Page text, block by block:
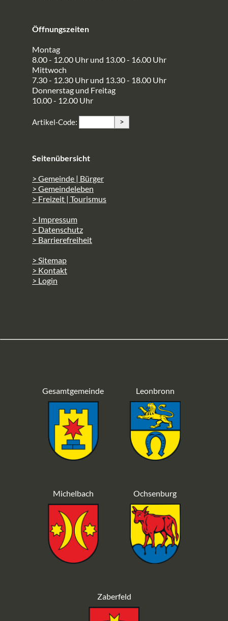
Öffnungszeiten
Montag
8.00 - 12.00 Uhr und 13.00 - 16.00 Uhr
Mittwoch
7.30 - 12.30 Uhr und 13.30 - 18.00 Uhr
Donnerstag und Freitag
10.00 - 12.00 Uhr
Artikel-Code: >
Seitenübersicht
> Gemeinde | Bürger
> Gemeindeleben
> Freizeit | Tourismus
> Impressum
> Datenschutz
> Barrierefreiheit
> Sitemap
> Kontakt
> Login
Gesamtgemeinde Leonbronn
Michelbach Ochsenburg
Zaberfeld